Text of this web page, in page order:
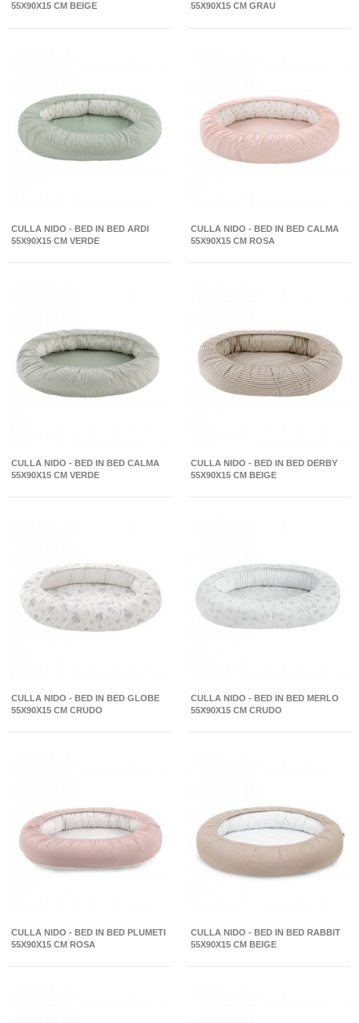
55X90X15 CM BEIGE
55X90X15 CM GRAU
CULLA NIDO - BED IN BED ARDI
55X90X15 CM VERDE
CULLA NIDO - BED IN BED CALMA
55X90X15 CM ROSA
CULLA NIDO - BED IN BED CALMA
55X90X15 CM VERDE
CULLA NIDO - BED IN BED DERBY
55X90X15 CM BEIGE
CULLA NIDO - BED IN BED GLOBE
55X90X15 CM CRUDO
CULLA NIDO - BED IN BED MERLO
55X90X15 CM CRUDO
CULLA NIDO - BED IN BED PLUMETI
55X90X15 CM ROSA
CULLA NIDO - BED IN BED RABBIT
55X90X15 CM BEIGE